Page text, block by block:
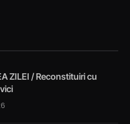
ZILEI / Reconstituiri cu